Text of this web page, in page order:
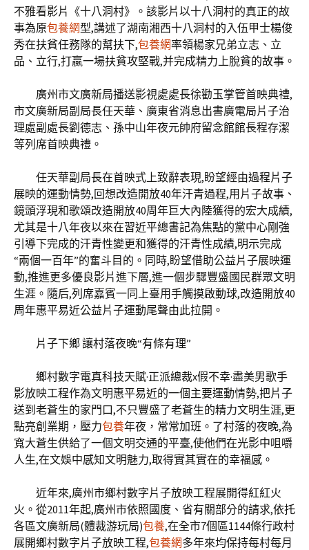
不雅看影片《十八洞村》。該影片以十八洞村的真正的故
事為原包養網型,講述了湖南湘西十八洞村的入伍甲士楊俊
秀在扶貧任務隊的幫扶下,包養網率領楊家兄弟立志、立
品、立行,打贏一場扶貧攻堅戰,并完成精力上脫貧的故事。
廣州市文廣新局播送影視處處長徐勸玉掌管首映典禮,
市文廣新局副局長任天華、廣東省消息出書廣電局片子治
理處副處長劉德志、孫中山年夜元帥府留念館館長程存潔
等列席首映典禮。
任天華副局長在首映式上致辭表現,盼望經由過程片子
展映的運動情勢,回想改造開放40年汗青過程,用片子故事、
鏡頭浮現和歌頌改造開放40周年巨大內陸獲得的宏大成績,
尤其是十八年夜以來在習近平總書記為焦點的黨中心剛強
引導下完成的汗青性變更和獲得的汗青性成績,明示完成
“兩個一百年”的奮斗目的。同時,盼望借助公益片子展映運
動,推進更多優良影片進下層,進一個步驟豐盛國民群眾文明
生涯。隨后,列席嘉賓一同上臺用手觸摸啟動球,改造開放40
周年惠平易近公益片子運動尾聲由此拉開。
片子下鄉 讓村落夜晚“有條有理”
鄉村數字電真科技天賦·正派總裁x假不幸·盡美男歌手
影放映工程作為文明惠平易近的一個主要運動情勢,把片子
送到老蒼生的家門口,不只豐盛了老蒼生的精力文明生涯,更
點亮創業期，壓力包養年夜，常常加班。了村落的夜晚,為
寬大蒼生供給了一個文明交通的平臺,使他們在光影中咀嚼
人生,在文娛中感知文明魅力,取得實其實在的幸福感。
近年來,廣州市鄉村數字片子放映工程展開得紅紅火
火。從2011年起,廣州市依照國度、省有關部分的請求,依托
各區文廣新局(體裁游玩局)包養,在全市7個區1144條行政村
展開鄉村數字片子放映工程,包養網多年來均保持每村每月